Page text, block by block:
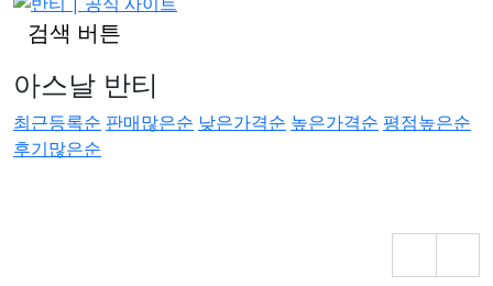
검색 버튼
아스날 반티
최근등록순 판매많은순 낮은가격순 높은가격순 평점높은순
후기많은순